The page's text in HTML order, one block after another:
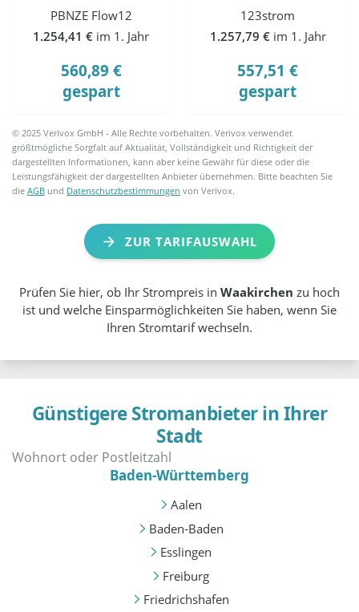
PBNZE Flow12
1.254,41 € im 1. Jahr
560,89 €
gespart
123strom
1.257,79 € im 1. Jahr
557,51 €
gespart
© 2025 Verivox GmbH - Alle Rechte vorbehalten. Verivox verwendet
größtmögliche Sorgfalt auf Aktualität, Vollständigkeit und Richtigkeit der
dargestellten Informationen, kann aber keine Gewähr für diese oder die
Leistungsfähigkeit der dargestellten Anbieter übernehmen. Bitte beachten Sie
dieAGB und Datenschutzbestimmungen von Verivox.
ZUR TARIFAUSWAHL
Prüfen Sie hier, ob Ihr Strompreis in Waakirchen zu hoch
ist und welche Einsparmöglichkeiten Sie haben, wenn Sie
Ihren Stromtarif wechseln.
Günstigere Stromanbieter in Ihrer
Stadt
Baden-Württemberg
Aalen
Baden-Baden
Esslingen
Freiburg
Friedrichshafen